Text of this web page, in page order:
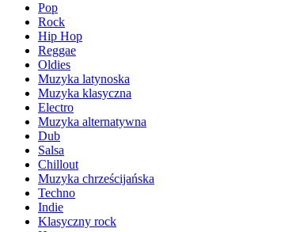
Pop
Rock
Hip Hop
Reggae
Oldies
Muzyka latynoska
Muzyka klasyczna
Electro
Muzyka alternatywna
Dub
Salsa
Chillout
Muzyka chrześcijańska
Techno
Indie
Klasyczny rock